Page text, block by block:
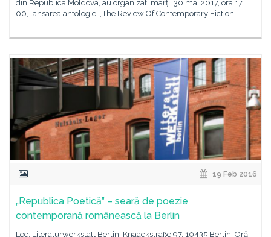
din Republica Moldova, au organizat, marți, 30 mai 2017, ora 17.
00, lansarea antologiei „The Review Of Contemporary Fiction
19 Feb 2016
„Republica Poetică” – seară de poezie
contemporană românească la Berlin
Loc: Literaturwerkstatt Berlin, Knaackstraße 97, 10435 Berlin. Oră: